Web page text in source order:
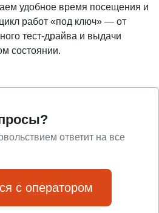
удобное время посещения и
работ «под ключ» — от
тест-драйва и выдачи
состоянии.
ответит на все
с оператором